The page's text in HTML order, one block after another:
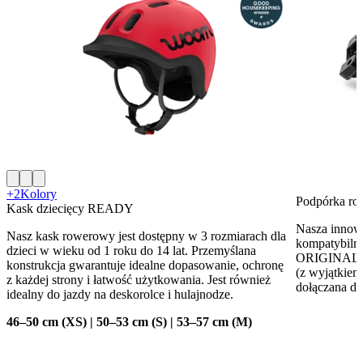
+2Kolory
Kask dziecięcy READY
Nasz kask rowerowy jest dostępny w 3 rozmiarach dla
dzieci w wieku od 1 roku do 14 lat. Przemyślana
konstrukcja gwarantuje idealne dopasowanie, ochronę
z każdej strony i łatwość użytkowania. Jest również
idealny do jazdy na deskorolce i hulajnodze.
46–50 cm (XS) | 50–53 cm (S) | 53–57 cm (M)
Podpórka
Nasza
(z
dołączana